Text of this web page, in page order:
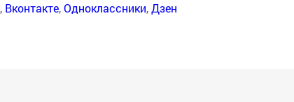
, Вконтакте,Одноклассники,Дзен